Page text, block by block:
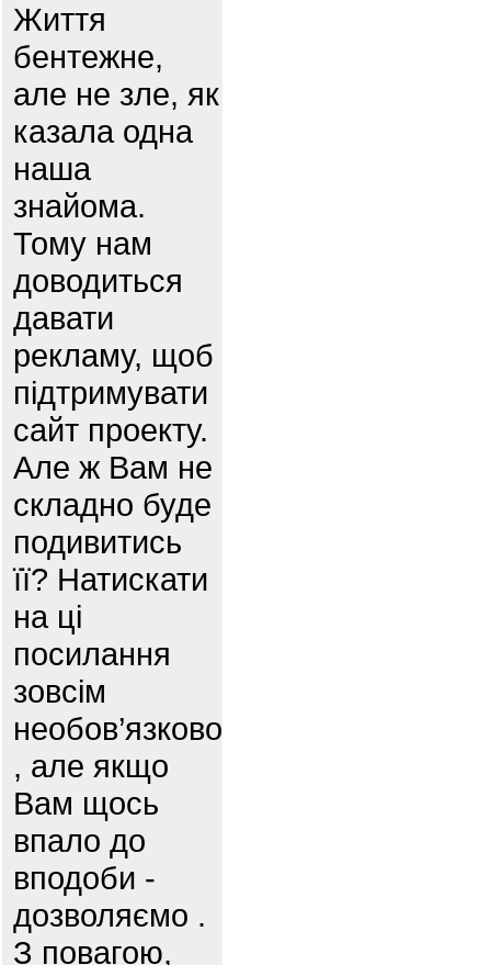
Життя
бентежне,
але не зле, як
казала одна
наша
знайома.
Тому нам
доводиться
давати
рекламу, щоб
підтримувати
сайт проекту.
Але ж Вам не
складно буде
подивитись
її? Натискати
на ці
посилання
зовсім
необов’язково
, але якщо
Вам щось
впало до
вподоби -
дозволяємо .
З повагою,